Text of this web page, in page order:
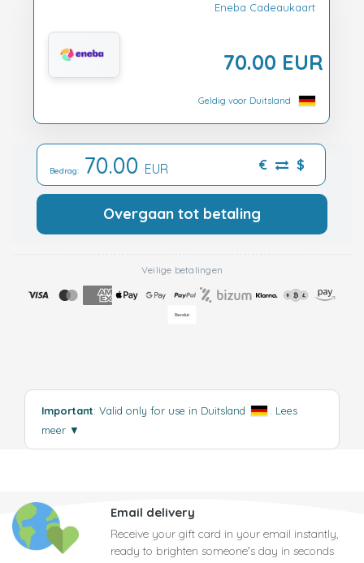
Eneba Cadeaukaart
70.00 EUR
Geldig voor Duitsland
Bedrag: 70.00 EUR € $
Overgaan tot betaling
Veilige betalingen
Important: Valid only for use in Duitsland
Lees
meer ▼
Email delivery
Receive your gift card in your email instantly,
ready to brighten someone's day in seconds